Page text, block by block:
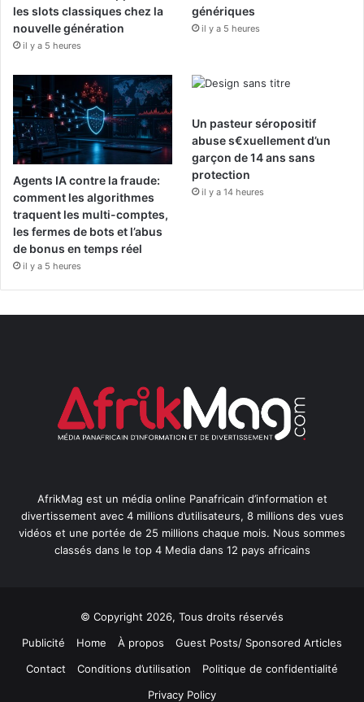
les slots classiques chez la
nouvelle génération
il y a 5 heures
génériques
il y a 5 heures
Agents IA contre la fraude:
comment les algorithmes
traquent les multi-comptes,
les fermes de bots et l’abus
de bonus en temps réel
il y a 5 heures
Un pasteur séropositif
abuse s€xuellement d’un
garçon de 14 ans sans
protection
il y a 14 heures
AfrikMag est un média online Panafricain d’information et
divertissement avec 4 millions d’utilisateurs, 8 millions des vues
vidéos et une portée de 25 millions chaque mois. Nous sommes
classés dans le top 4 Media dans 12 pays africains
© Copyright 2026, Tous droits réservés
Publicité
Home À propos
Guest Posts/ Sponsored Articles
Contact
Conditions d’utilisation
Politique de confidentialité
Privacy Policy